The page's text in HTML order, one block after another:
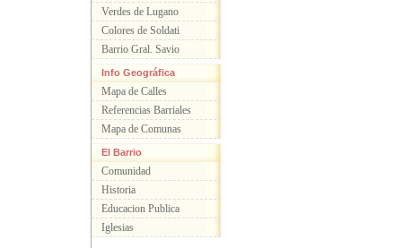
Verdes de Lugano
Colores de Soldati
Barrio Gral. Savio
Info Geográfica
Mapa de Calles
Referencias Barriales
Mapa de Comunas
El Barrio
Comunidad
Historia
Educacion Publica
Iglesias